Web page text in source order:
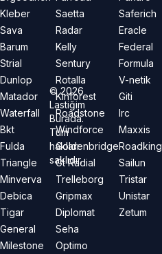
Kleber
Sava
Barum
Strial
Dunlop
Matador
Waterfall
Bkt
Fulda
Triangle
Minverva
Debica
Tigar
General
Milestone
Saetta
Radar
Kelly
Sentury
Rotalla
Kinforest
Roadstone
Windforce
Goldenbridge
Gt Radial
Trelleborg
Gripmax
Diplomat
Seha
Optimo
Saferich
Eracle
Federal
Formula
V-netik
Giti
Irc
Maxxis
Roadking
Sailun
Tristar
Unistar
Zetum
©2026
Lastiğim
Burada.
Tüm
hakları
saklıdır.